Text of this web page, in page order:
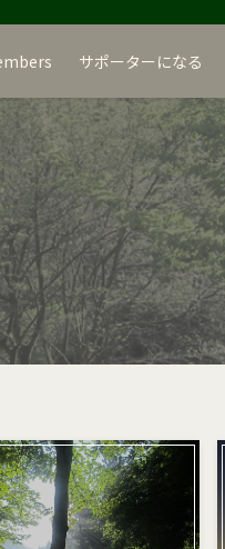
サポーターになる